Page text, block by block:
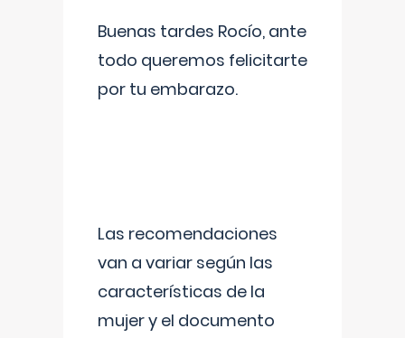
Buenas tardes Rocío, ante
todo queremos felicitarte
por tu embarazo.
Las recomendaciones
van a variar según las
características de la
mujer y el documento